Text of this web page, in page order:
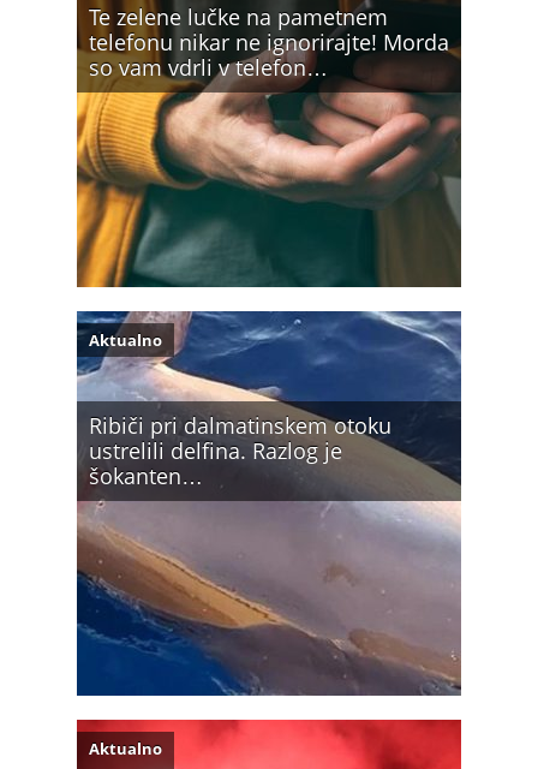
Te zelene lučke na pametnem
telefonu nikar ne ignorirajte! Morda
so vam vdrli v telefon…
Ribiči pri dalmatinskem otoku
ustrelili delfina. Razlog je
šokanten…
Aktualno
Aktualno